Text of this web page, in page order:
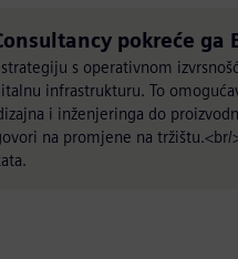
pokreće ga
s operativnom
infrastrukturu. To
i inženjeringa do
na promjene na